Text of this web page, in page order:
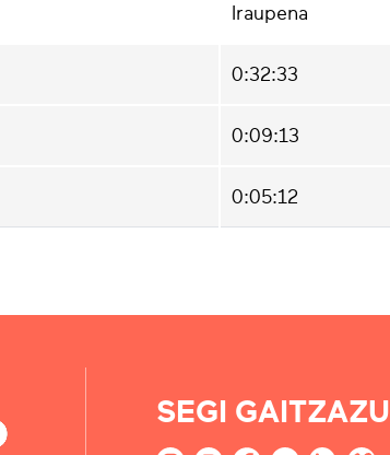
Iraupena
0:32:33
0:09:13
0:05:12
SEGI GAITZAZU